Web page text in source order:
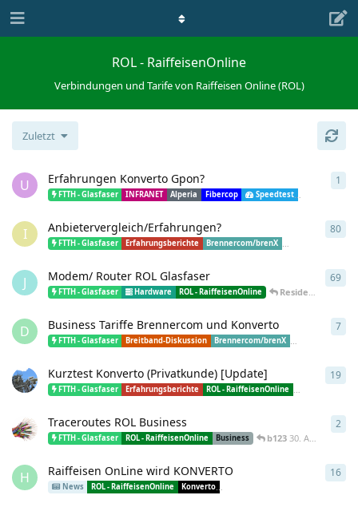
ROL - RaiffeisenOnline
Verbindungen und Tarife von Raiffeisen Online (ROL)
Zuletzt
U Erfahrungen Konverto Gpon?
FTTH - Glasfaser INFRANET Alperia Fibercop Speedtest
1
I Anbietervergleich/Erfahrungen?
FTTH - Glasfaser Erfahrungsberichte Brennercom/brenX
80
J Modem/ Router ROL Glasfaser
FTTH - Glasfaser Hardware ROL - RaiffeisenOnline Resident
69
D Business Tariffe Brennercom und Konverto
FTTH - Glasfaser Breitband-Diskussion Brennercom/brenX
7
Kurztest Konverto (Privatkunde) [Update]
FTTH - Glasfaser Erfahrungsberichte ROL - RaiffeisenOnline
19
Traceroutes ROL Business
FTTH - Glasfaser ROL - RaiffeisenOnline Business b123 30. Apr 2019
2
H Raiffeisen OnLine wird KONVERTO
News ROL - RaiffeisenOnline Konverto
16